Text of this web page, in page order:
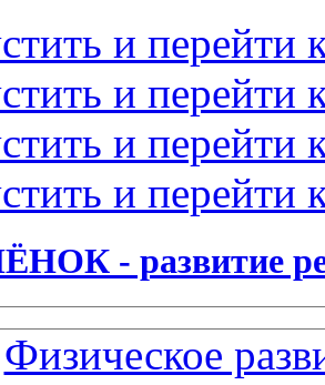
и перейти
и перейти
и перейти
и перейти
- развитие
Физическое